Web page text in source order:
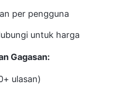
per pengguna
untuk harga
Gagasan:
ulasan)